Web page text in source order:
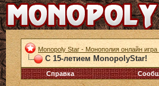
Monopoly Star - Монополия онлайн
С 15-летием MonopolyStar!
Справка